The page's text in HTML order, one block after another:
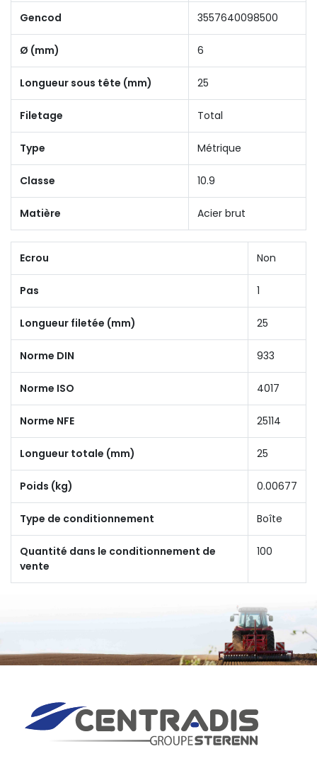
Gencod 3557640098500
Ø (mm) 6
Longueur sous tête (mm) 25
Filetage Total
Type Métrique
Classe 10.9
Matière Acier brut
Ecrou Non
Pas 1
Longueur filetée (mm) 25
Norme DIN 933
Norme ISO 4017
Norme NFE 25114
Longueur totale (mm) 25
Poids (kg) 0.00677
Type de conditionnement Boîte
Quantité dans le conditionnement de
vente
100